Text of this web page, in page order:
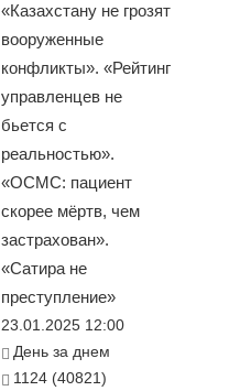
«Казахстану не грозят
вооруженные
конфликты». «Рейтинг
управленцев не
бьется с
реальностью».
«ОСМС: пациент
скорее мёртв, чем
застрахован».
«Сатира не
преступление»
23.01.2025 12:00
День за днем
1124 (40821)